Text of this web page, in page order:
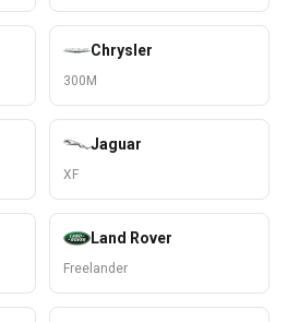
Chrysler
300M
Jaguar
XF
Land Rover
Freelander